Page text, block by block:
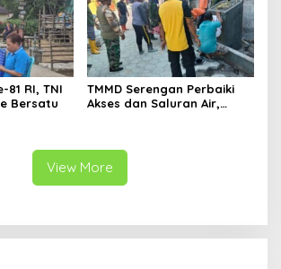
81 RI, TNI
Bersatu
TMMD Serengan Perbaiki
Akses dan Saluran Air,
View More